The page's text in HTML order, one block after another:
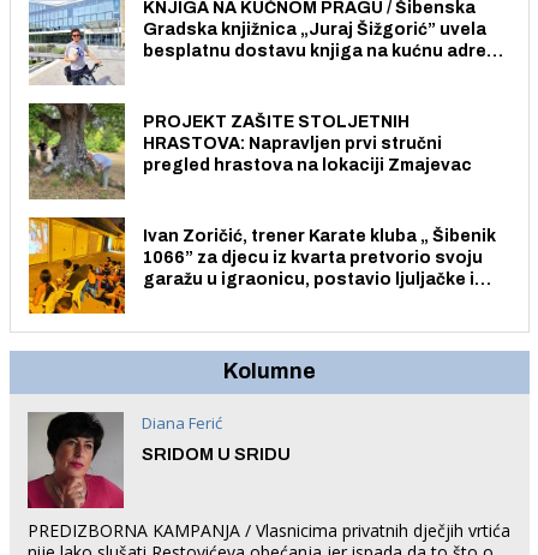
KNJIGA NA KUĆNOM PRAGU / Šibenska
Gradska knjižnica „Juraj Šižgorić” uvela
besplatnu dostavu knjiga na kućnu adresu
PROJEKT ZAŠITE STOLJETNIH
HRASTOVA: Napravljen prvi stručni
pregled hrastova na lokaciji Zmajevac
Ivan Zoričić, trener Karate kluba „ Šibenik
1066” za djecu iz kvarta pretvorio svoju
garažu u igraonicu, postavio ljuljačke i
Kolumne
Diana Ferić
SRIDOM U SRIDU
PREDIZBORNA KAMPANJA / Vlasnicima privatnih dječjih vrtića